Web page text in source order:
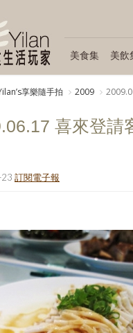
美食集 美飲
享樂隨手拍 2009
喜來登請
訂閱電子報